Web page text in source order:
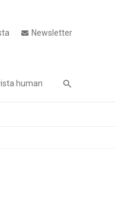
Newsletter
human Pesquisa